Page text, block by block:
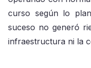
curso según lo
suceso no generó
infraestructura ni la